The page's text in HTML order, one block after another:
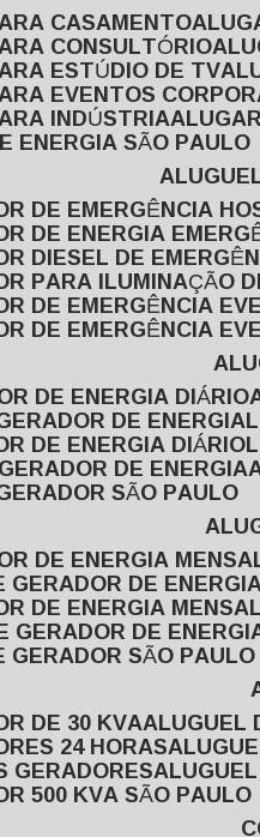
CASAMENTO
CONSULTÓRIO
ESTÚDIO DE TV
EVENTOS
INDÚSTRIA
ENERGIA SÃO PAULO
DE EMERGÊNCIA
DE ENERGIA
DIESEL DE
PARA ILUMINAÇÃO
DE EMERGÊNCIA
DE EMERGÊNCIA
DE ENERGIA DIÁRIO
DE ENERGIA
DE ENERGIA DIÁRIO
DE ENERGIA
SÃO PAULO
DE ENERGIA
GERADOR DE
DE ENERGIA MENSAL
GERADOR DE
GERADOR SÃO PAULO
DE 30 KVA
24 HORAS
GERADORES
500 KVA SÃO PAULO